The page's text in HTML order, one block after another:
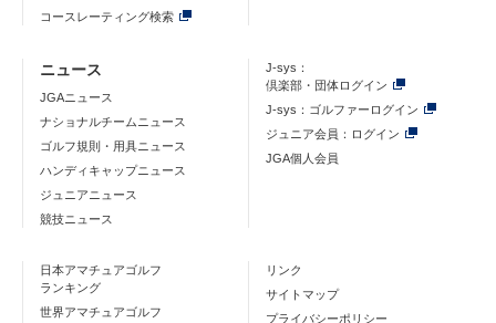
コースレーティング検索
ニュース
JGAニュース
ナショナルチームニュース
ゴルフ規則・用具ニュース
ハンディキャップニュース
ジュニアニュース
競技ニュース
J-sys：
倶楽部・団体ログイン
J-sys：ゴルファーログイン
ジュニア会員：ログイン
JGA個人会員
日本アマチュアゴルフ
ランキング
世界アマチュアゴルフ
リンク
サイトマップ
プライバシーポリシー